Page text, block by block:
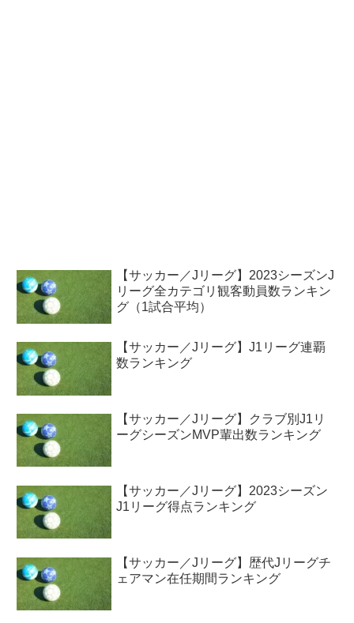
【サッカー／Jリーグ】2023シーズンJ
リーグ全カテゴリ観客動員数ランキン
グ（1試合平均）
【サッカー／Jリーグ】J1リーグ連覇
数ランキング
【サッカー／Jリーグ】クラブ別J1リ
ーグシーズンMVP輩出数ランキング
【サッカー／Jリーグ】2023シーズン
J1リーグ得点ランキング
【サッカー／Jリーグ】歴代Jリーグチ
ェアマン在任期間ランキング